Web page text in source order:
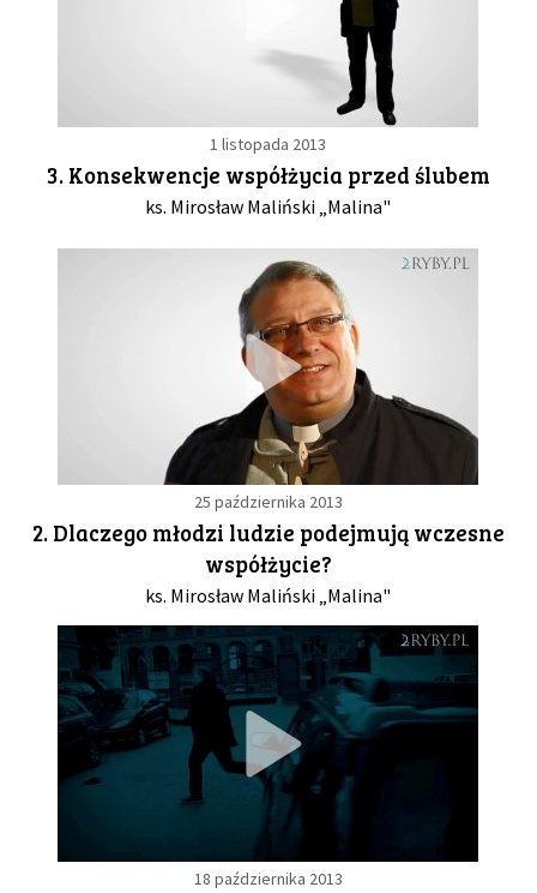
1 listopada 2013
3. Konsekwencje współżycia przed ślubem
ks. Mirosław Maliński „Malina"
25 października 2013
2. Dlaczego młodzi ludzie podejmują wczesne
współżycie?
ks. Mirosław Maliński „Malina"
18 października 2013